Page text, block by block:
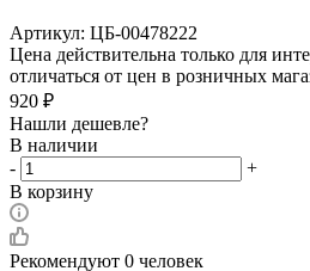
Артикул: ЦБ-00478222
Цена действительна только для
отличаться от цен в розничных
920 ₽
Нашли дешевле?
В наличии
-
+
В корзину
Рекомендуют 0 человек